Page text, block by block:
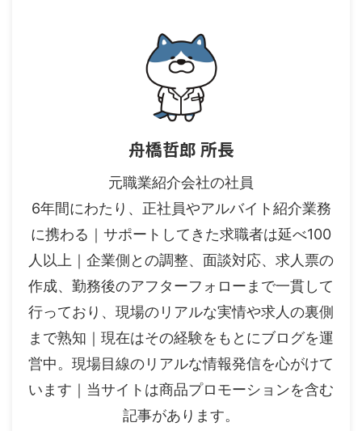
舟橋哲郎 所長
元職業紹介会社の社員
6年間にわたり、正社員やアルバイト紹介業務
に携わる｜サポートしてきた求職者は延べ100
人以上｜企業側との調整、面談対応、求人票の
作成、勤務後のアフターフォローまで一貫して
行っており、現場のリアルな実情や求人の裏側
まで熟知｜現在はその経験をもとにブログを運
営中。現場目線のリアルな情報発信を心がけて
います｜当サイトは商品プロモーションを含む
記事があります。